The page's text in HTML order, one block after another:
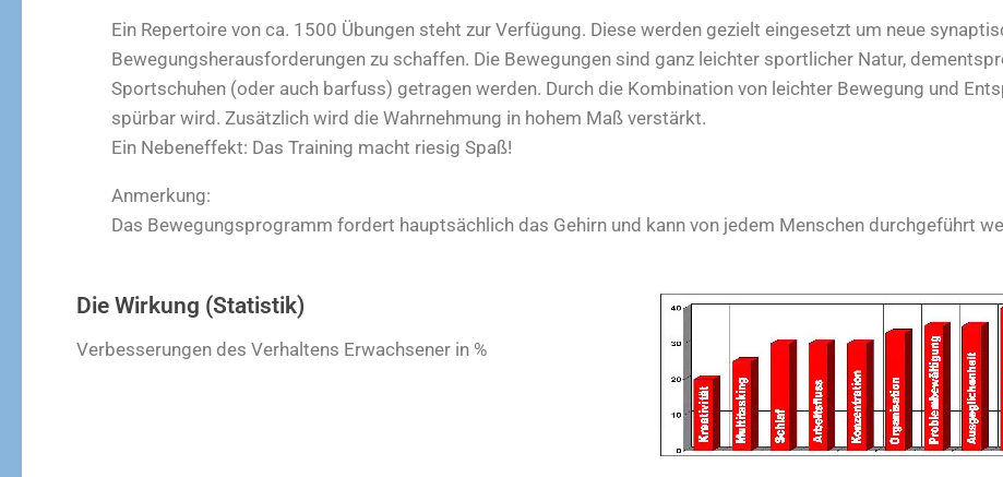
Ein Repertoire von ca. 1500 Übungen steht zur Verfügung. Diese werden gezielt eingesetzt um neue
Bewegungsherausforderungen zu schaffen. Die Bewegungen sind ganz leichter sportlicher Natur,
Sportschuhen (oder auch barfuss) getragen werden. Durch die Kombination von leichter Bewegung und
spürbar wird. Zusätzlich wird die Wahrnehmung in hohem Maß verstärkt.
Ein Nebeneffekt: Das Training macht riesig Spaß!
Anmerkung:
Das Bewegungsprogramm fordert hauptsächlich das Gehirn und kann von jedem Menschen durchgeführt
Die Wirkung (Statistik)
Verbesserungen des Verhaltens Erwachsener in %